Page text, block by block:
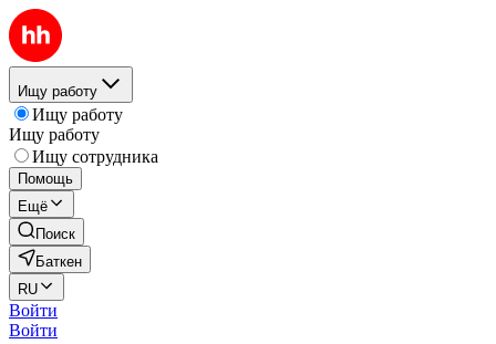
Ищу работу
Ищу работу
Ищу работу
Ищу сотрудника
Помощь
Ещё
Поиск
Баткен
RU
Войти
Войти